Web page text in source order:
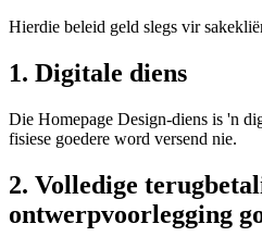
Hierdie beleid geld slegs vir
1. Digitale diens
Die Homepage Design-diens is 'n
fisiese goedere word versend nie.
2. Volledige
ontwerpvoorlegging